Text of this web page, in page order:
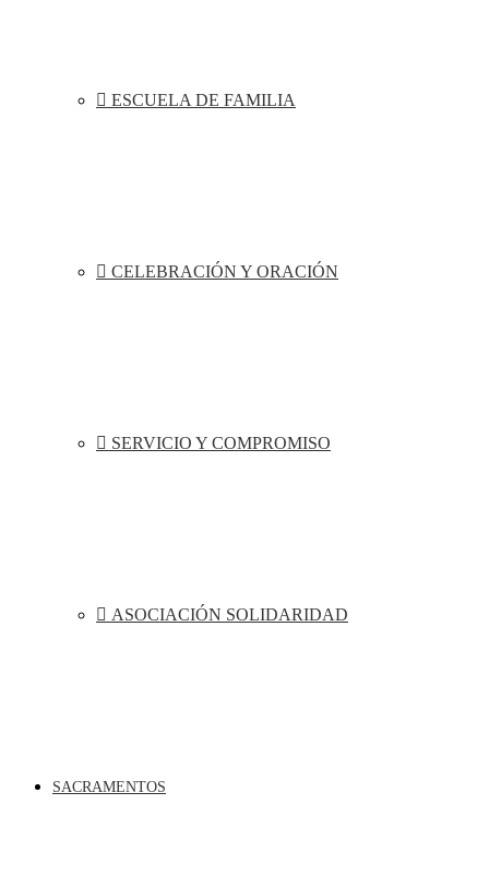
ESCUELA DE FAMILIA
CELEBRACIÓN Y ORACIÓN
SERVICIO Y COMPROMISO
ASOCIACIÓN SOLIDARIDAD
SACRAMENTOS